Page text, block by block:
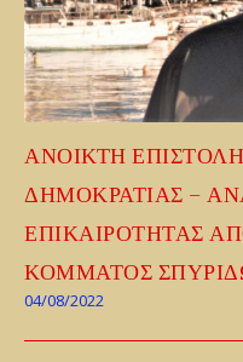
ΑΝΟΙΚΤΗ
ΔΗΜΟΚΡΑΤΙΑΣ –
ΕΠΙΚΑΙΡΟΤΗΤΑΣ
ΚΟΜΜΑΤΟΣ
04/08/2022